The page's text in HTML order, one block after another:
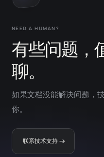
NEED A HUMAN?
有些问题，
聊。
如果文档没能解决问题，
你。
联系技术支持